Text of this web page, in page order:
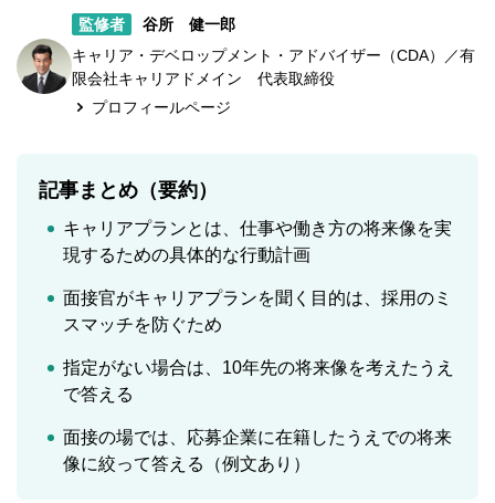
監修者
谷所 健一郎
キャリア・デベロップメント・アドバイザー（CDA）／有
限会社キャリアドメイン 代表取締役
プロフィールページ
記事まとめ（要約）
キャリアプランとは、仕事や働き方の将来像を実
現するための具体的な行動計画
面接官がキャリアプランを聞く目的は、採用のミ
スマッチを防ぐため
指定がない場合は、10年先の将来像を考えたうえ
で答える
面接の場では、応募企業に在籍したうえでの将来
像に絞って答える（例文あり）